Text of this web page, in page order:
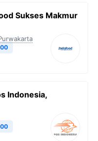
Sukses Makmur
Indonesia,